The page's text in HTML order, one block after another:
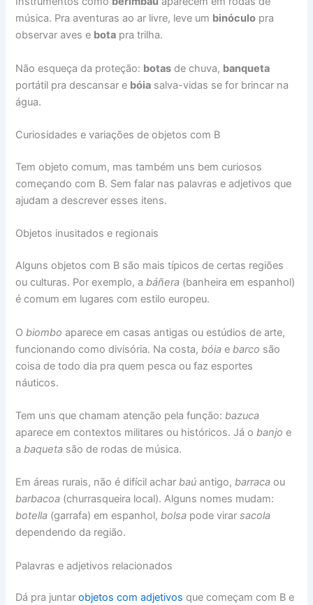
música. Pra aventuras ao ar livre, leve um binóculo pra
observar aves e bota pra trilha.
Não esqueça da proteção: botas de chuva, banqueta
portátil pra descansar e bóia salva-vidas se for brincar na
água.
Curiosidades e variações de objetos com B
Tem objeto comum, mas também uns bem curiosos
começando com B. Sem falar nas palavras e adjetivos que
ajudam a descrever esses itens.
Objetos inusitados e regionais
Alguns objetos com B são mais típicos de certas regiões
ou culturas. Por exemplo, abáñera (banheira em espanhol)
é comum em lugares com estilo europeu.
O biombo aparece em casas antigas ou estúdios de arte,
funcionando como divisória. Na costa, bóia e barco são
coisa de todo dia pra quem pesca ou faz esportes
náuticos.
Tem uns que chamam atenção pela função:bazuca
aparece em contextos militares ou históricos. Já obanjo e
abaqueta são de rodas de música.
Em áreas rurais, não é difícil acharbaú antigo,barraca ou
barbacoa (churrasqueira local). Alguns nomes mudam:
botella (garrafa) em espanhol,bolsa pode virarsacola
dependendo da região.
Palavras e adjetivos relacionados
Dá pra juntarobjetos com adjetivos que começam com B e